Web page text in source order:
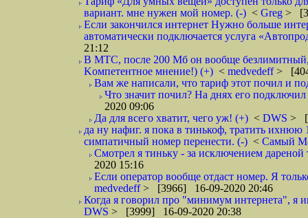
вариант. мне нужен мой номер. (-) < Greg >
Если закончился интернет Нужно больше
автоматически подключается услуга
21:12
В МТС, после 200 Мб он вообще безлимитный,
Kомпетентное мнение!) (+) < medvedeff>
Вам же написали, что тариф этот почил и
Что значит почил? На днях его
2020 09:06
Да для всего хватит, чего уж! (+) < DWS >
да ну нафиг. я пока в тинькоф, тратить ихнюю
симпатичный номер перенести. (-) < Самый
Смотрел я тиньку - за исключением
2020 15:16
Если оператор вообще отдаст номер. Я
medvedeff> [3966] 16-09-2020 20:46
Когда я говорил про "минимум интернета", я
DWS > [3999] 16-09-2020 20:38